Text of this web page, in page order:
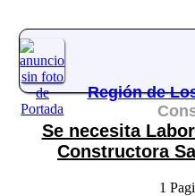
Región de
Se necesita
Constructora
1